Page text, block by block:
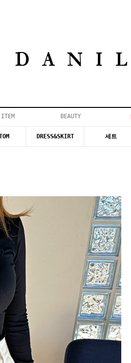
BEAUTY
DRESS&SKIRT 세트